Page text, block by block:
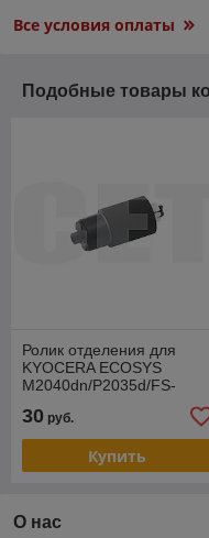
Все условия оплаты
Подобные товары
Ролик отделения для
KYOCERA ECOSYS
M2040dn/P2035d/FS-
1035MFP/1028MFP/
(CET), CET341077
30 руб.
Купить
О нас